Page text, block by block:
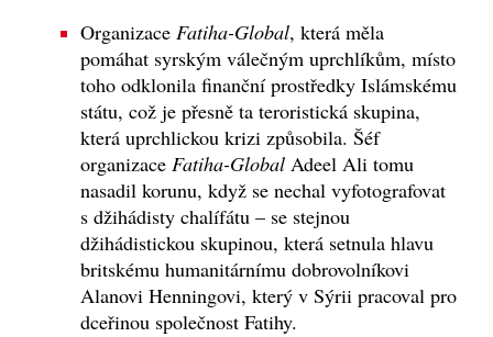
Organizace Fatiha-Global, která měla
pomáhat syrským válečným uprchlíkům, místo
toho odklonila finanční prostředky Islámskému
státu, což je přesně ta teroristická skupina,
která uprchlickou krizi způsobila. Šéf
organizace Fatiha-Global Adeel Ali tomu
nasadil korunu, když se nechal vyfotografovat
s džihádisty chalífátu – se stejnou
džihádistickou skupinou, která setnula hlavu
britskému humanitárnímu dobrovolníkovi
Alanovi Henningovi, který v Sýrii pracoval pro
dceřinou společnost Fatihy.